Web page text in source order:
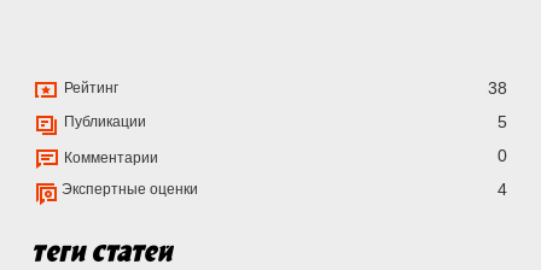
Рейтинг 38
Публикации 5
Комментарии 0
Экспертные оценки 4